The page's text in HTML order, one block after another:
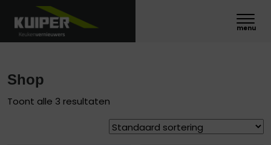
Shop
Toont alle 3 resultaten